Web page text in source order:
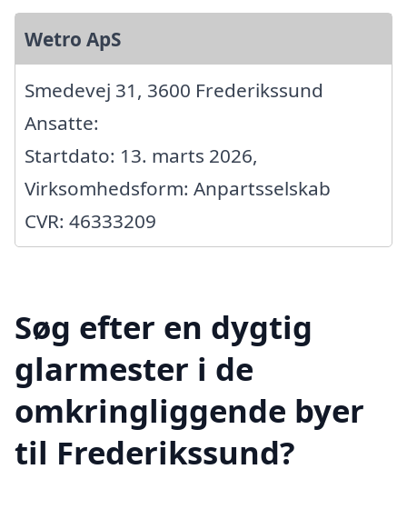
Wetro ApS
Smedevej 31, 3600 Frederikssund
Ansatte:
Startdato: 13. marts 2026,
Virksomhedsform: Anpartsselskab
CVR: 46333209
Søg efter en dygtig
glarmester i de
omkringliggende byer
til Frederikssund?